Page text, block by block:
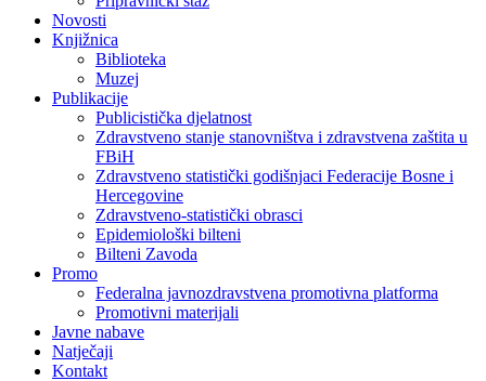
Novosti
Knjižnica
Biblioteka
Muzej
Publikacije
Publicistička djelatnost
Zdravstveno stanje stanovništva i zdravstvena zaštita u
FBiH
Zdravstveno statistički godišnjaci Federacije Bosne i
Hercegovine
Zdravstveno-statistički obrasci
Epidemiološki bilteni
Bilteni Zavoda
Promo
Federalna javnozdravstvena promotivna platforma
Promotivni materijali
Javne nabave
Natječaji
Kontakt